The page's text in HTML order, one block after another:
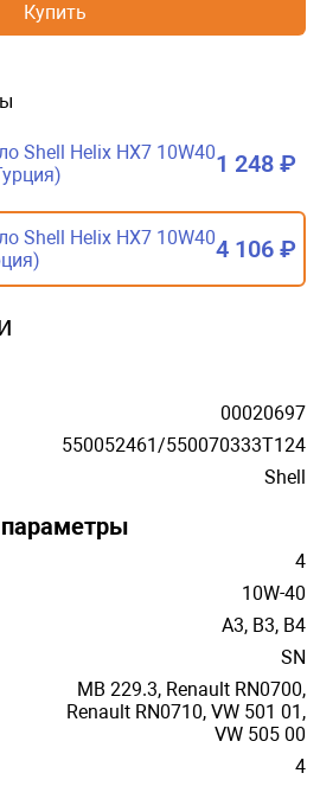
Купить
Shell Helix HX7 10W401 248 ₽
Shell Helix HX7 10W404 106 ₽
00020697
550052461/550070333T124
Shell
4
10W-40
A3, B3, B4
SN
MB 229.3, Renault RN0700,
Renault RN0710, VW 501 01,
VW 505 00
4